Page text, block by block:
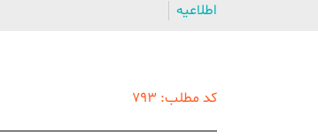
اطلاعیه
کد مطلب: 793